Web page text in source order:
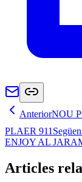
AnteriorNOU
PLAER 911
ENJOY AL
Articles